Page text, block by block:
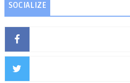
SOCIALIZE